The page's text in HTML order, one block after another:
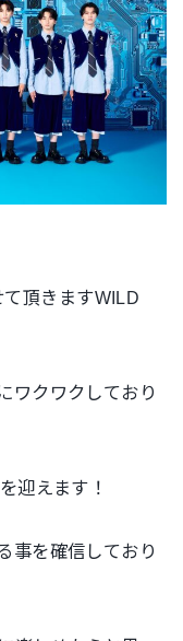
頂きますWILD
ワクワクしており
迎えます！
事を確信しており